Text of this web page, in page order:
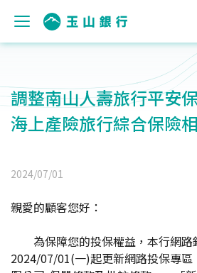
調整南山人壽旅行平安
海上產險旅行綜合保險
2024/07/01
親愛的顧客您好：
為保障您的投保權益，本行網路
2024/07/01(一)起更新網路投保專區